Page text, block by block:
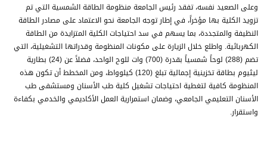
وعلى الصعيد نفسه، تفقد رئيس الجامعة منظومة الطاقة الشمسية التي تم
تزويد الكلية بها مؤخراً، في إطار توجه الجامعة نحو الاعتماد على مصادر الطاقة
النظيفة والمتجددة، بما يسهم في سد احتياجات الكلية المتزايدة من الطاقة
الكهربائية. واطلع خلال الزيارة على مكونات المنظومة وقدراتها التشغيلية، التي
تضم (288) لوحاً شمسياً بقدرة (700) وات للوح الواحد، فضلاً عن (24) بطارية
ليثيوم بطاقة تخزينية إجمالية تبلغ (120) كيلوواط، ومن المخطط أن تكون هذه
المنظومة كافية لتغطية احتياجات تشغيل كلية طب الأسنان ومستشفى طب
الأسنان التعليمي الجامعي، وضمان استمرارية العمل الأكاديمي والخدمي بكفاءة
واستقرار.